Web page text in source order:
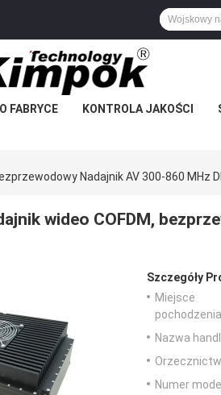
FABRYCE KONTROLA JAKOŚCI
Nadajnik AV 300-860 MHz
wideo COFDM,
Szczegóły
Miejsce
Nazwa
Numer